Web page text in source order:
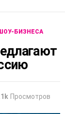
БИЗНЕСА
Просмотров